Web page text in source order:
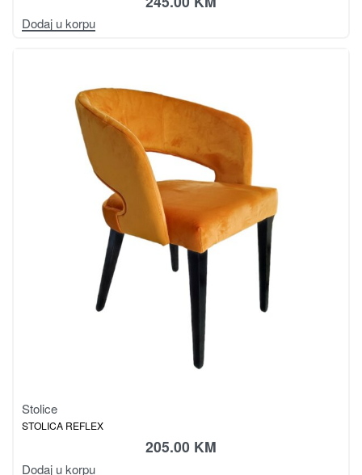
Dodaj u korpu
Stolice
STOLICA REFLEX
205.00 KM
Dodaj u korpu